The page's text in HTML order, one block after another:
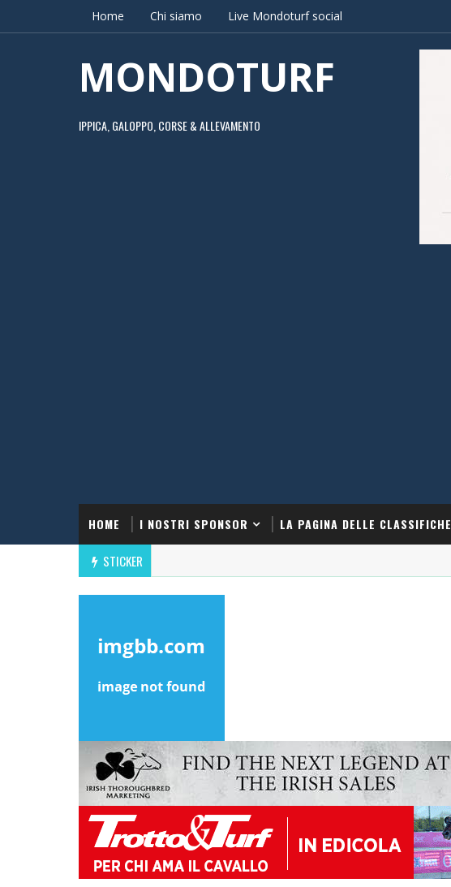
Home Chi siamo Live Mondoturf social
MONDOTURF
IPPICA, GALOPPO, CORSE & ALLEVAMENTO
HOME I NOSTRI SPONSOR LA PAGINA DELLE CLASSIFICHE
STICKER